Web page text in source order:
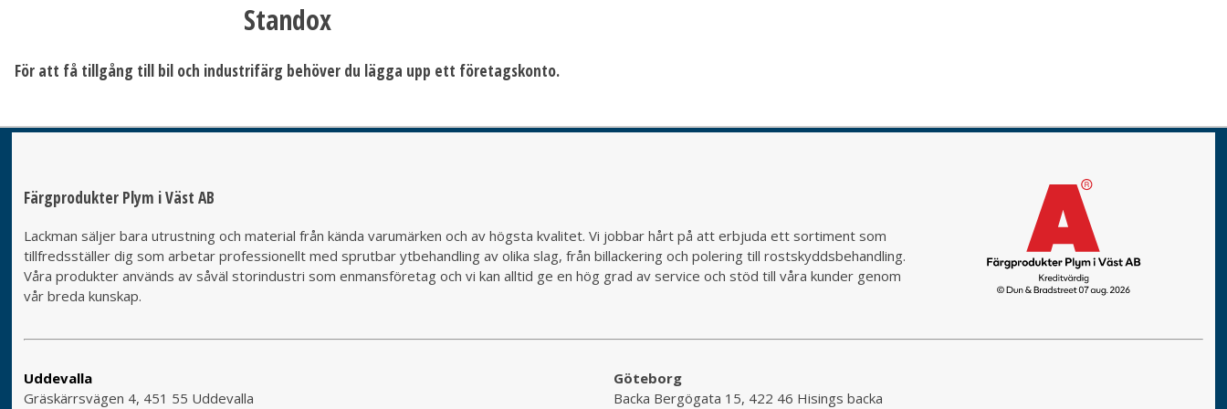
Standox
För att få tillgång till bil och industrifärg behöver du lägga upp ett företagskonto.
Färgprodukter Plym i Väst AB
Lackman säljer bara utrustning och material från kända varumärken och av högsta kvalitet. Vi jobbar hårt på att erbjuda ett sortiment som
tillfredsställer dig som arbetar professionellt med sprutbar ytbehandling av olika slag, från billackering och polering till rostskyddsbehandling.
Våra produkter används av såväl storindustri som enmansföretag och vi kan alltid ge en hög grad av service och stöd till våra kunder genom
vår breda kunskap.
Uddevalla
Gräskärrsvägen 4, 451 55 Uddevalla
Göteborg
Backa Bergögata 15, 422 46 Hisings backa